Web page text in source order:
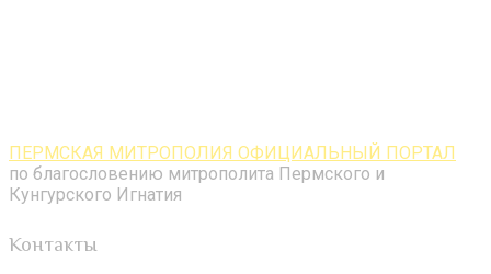
ПЕРМСКАЯ МИТРОПОЛИЯ ОФИЦИАЛЬНЫЙ ПОРТАЛ
по благословению митрополита Пермского и
Кунгурского Игнатия
Контакты